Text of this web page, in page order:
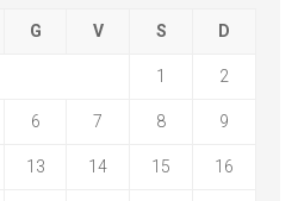
G V S D
1 2
6 7 8 9
13 14 15 16